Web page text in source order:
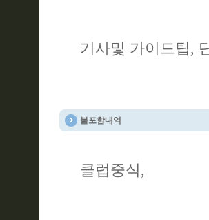
기사및 가이드팁,
불포함내역
클럽중식,